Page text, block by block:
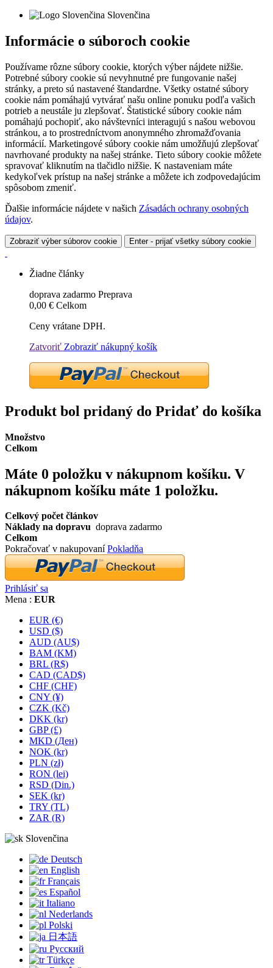
Slovenčina
Informácie o súboroch cookie
Používame rôzne súbory cookie, ktorých výber nájdete nižšie.
Potrebné súbory cookie sú nevyhnutné pre fungovanie našej
stránky, a preto sú nastavené štandardne. Všetky ostatné súbory
cookie nám pomáhajú vytvárať našu online ponuku podľa vašich
potrieb a neustále ju zlepšovať. Štatistické súbory cookie nám
pomáhajú pochopiť, ako návštevníci interagujú s našou webovou
stránkou, a to prostredníctvom anonymného zhromažďovania
informácií. Marketingové súbory cookie nám umožňujú zlepšovať
navrhované produkty na našej stránke. Tieto súbory cookie môžete
spravovať kliknutím na tlačidlo nižšie. K nastaveniam máte
kedykoľvek prístup na našej stránke a môžete ich zodpovedajúcim
spôsobom zmeniť.
Ďalšie informácie nájdete v našich Zásadách ochrany osobných
údajov.
Zobraziť výber súborov cookie Enter - prijať všetky súbory cookie
Žiadne články
doprava zadarmo Preprava
0,00 € Celkom
Ceny vrátane DPH.
Zatvoriť Zobraziť nákupný košík
Produkt bol pridaný do Pridať do košíka
Množstvo
Celkom
Máte 0 položku v nákupnom košíku. V
nákupnom košíku máte 1 položku.
Celkový počet článkov
Náklady na dopravu doprava zadarmo
Celkom
Pokračovať v nakupovaníPokladňa
Prihlásiť sa
Mena : EUR
EUR (€)
USD ($)
AUD (AU$)
BAM (KM)
BRL (R$)
CAD (CAD$)
CHF (CHF)
CNY (¥)
CZK (Kč)
DKK (kr)
GBP (£)
MKD (Ден)
NOK (kr)
PLN (zł)
RON (lei)
RSD (Din.)
SEK (kr)
TRY (TL)
ZAR (R)
Slovenčina
Deutsch
English
Français
Español
Italiano
Nederlands
Polski
日本語
Русский
Türkçe